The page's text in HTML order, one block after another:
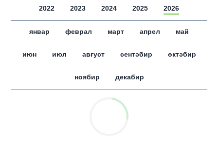
2022 2023 2024 2025 2026
январ феврал март апрел май
июн июл авғуст сентәбир өктәбир
ноябир декабир